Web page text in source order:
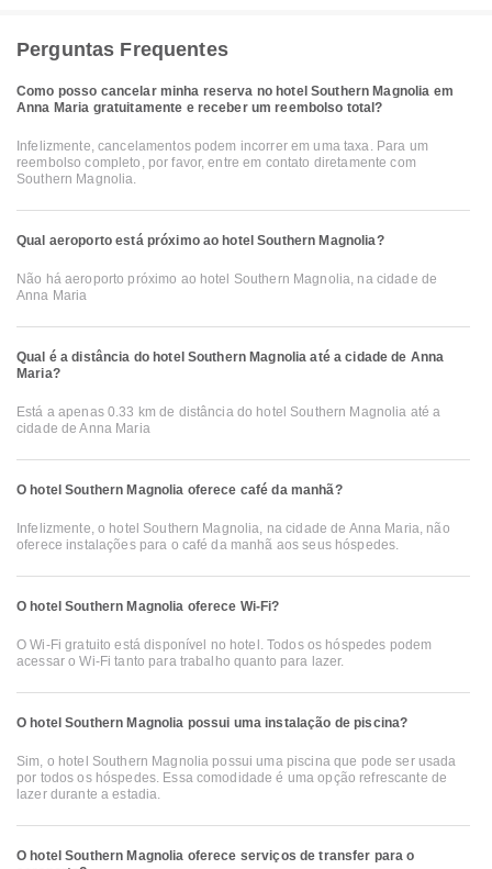
Perguntas Frequentes
Como posso cancelar minha reserva no hotel Southern Magnolia em
Anna Maria gratuitamente e receber um reembolso total?
Infelizmente, cancelamentos podem incorrer em uma taxa. Para um
reembolso completo, por favor, entre em contato diretamente com
Southern Magnolia.
Qual aeroporto está próximo ao hotel Southern Magnolia?
Não há aeroporto próximo ao hotel Southern Magnolia, na cidade de
Anna Maria
Qual é a distância do hotel Southern Magnolia até a cidade de Anna
Maria?
Está a apenas 0.33 km de distância do hotel Southern Magnolia até a
cidade de Anna Maria
O hotel Southern Magnolia oferece café da manhã?
Infelizmente, o hotel Southern Magnolia, na cidade de Anna Maria, não
oferece instalações para o café da manhã aos seus hóspedes.
O hotel Southern Magnolia oferece Wi-Fi?
O Wi-Fi gratuito está disponível no hotel. Todos os hóspedes podem
acessar o Wi-Fi tanto para trabalho quanto para lazer.
O hotel Southern Magnolia possui uma instalação de piscina?
Sim, o hotel Southern Magnolia possui uma piscina que pode ser usada
por todos os hóspedes. Essa comodidade é uma opção refrescante de
lazer durante a estadia.
O hotel Southern Magnolia oferece serviços de transfer para o